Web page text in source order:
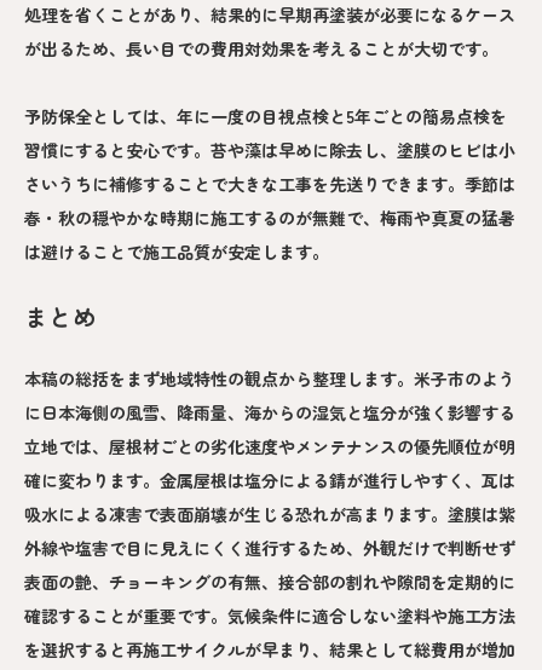
処理を省くことがあり、結果的に早期再塗装が必要になるケース
が出るため、長い目での費用対効果を考えることが大切です。
予防保全としては、年に一度の目視点検と5年ごとの簡易点検を
習慣にすると安心です。苔や藻は早めに除去し、塗膜のヒビは小
さいうちに補修することで大きな工事を先送りできます。季節は
春・秋の穏やかな時期に施工するのが無難で、梅雨や真夏の猛暑
は避けることで施工品質が安定します。
まとめ
本稿の総括をまず地域特性の観点から整理します。米子市のよう
に日本海側の風雪、降雨量、海からの湿気と塩分が強く影響する
立地では、屋根材ごとの劣化速度やメンテナンスの優先順位が明
確に変わります。金属屋根は塩分による錆が進行しやすく、瓦は
吸水による凍害で表面崩壊が生じる恐れが高まります。塗膜は紫
外線や塩害で目に見えにくく進行するため、外観だけで判断せず
表面の艶、チョーキングの有無、接合部の割れや隙間を定期的に
確認することが重要です。気候条件に適合しない塗料や施工方法
を選択すると再施工サイクルが早まり、結果として総費用が増加